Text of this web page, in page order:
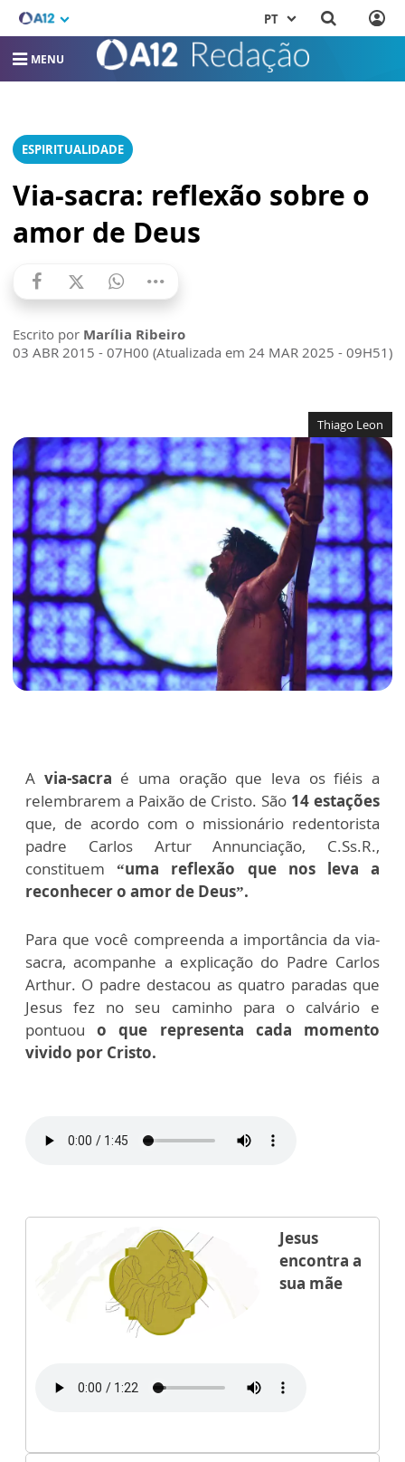
PT
MENU
ESPIRITUALIDADE
Via-sacra: reflexão sobre o
amor de Deus
Escrito por Marília Ribeiro
03 ABR 2015 - 07H00 (Atualizada em 24 MAR 2025 - 09H51)
Thiago Leon
A via-sacra é uma oração que leva os fiéis a
relembrarem a Paixão de Cristo. São 14 estações
que, de acordo com o missionário redentorista
padre Carlos Artur Annunciação, C.Ss.R.,
constituem“uma reflexão que nos leva a
reconhecer o amor de Deus”.
Para que você compreenda a importância da via-
sacra, acompanhe a explicação do Padre Carlos
Arthur. O padre destacou as quatro paradas que
Jesus fez no seu caminho para o calvário e
pontuouo que representa cada momento
vivido por Cristo.
Jesus
encontra a
sua mãe